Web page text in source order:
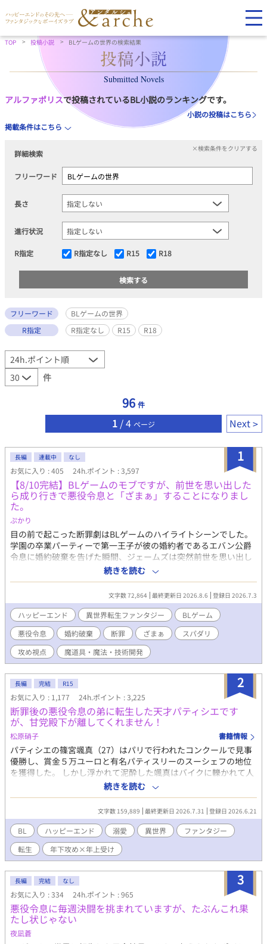
TOP 投稿小説 BLゲームの世界の検索結果
Submitted Novels
アルファポリスで投稿されているBL小説のランキングです。
小説の投稿はこちら
掲載条件はこちら
詳細検索
×検索条件をクリアする
フリーワード
長さ
進行状況
R指定 R指定なし R15 R18
フリーワード
BLゲームの世界
R指定
R指定なし R15 R18
件
96 件
1 / 4 ページ Next
1
長編 連載中 なし
お気に入り : 405 24h.ポイント : 3,597
【8/10完結】BLゲームのモブですが、前世を思い出した
ら成り行きで悪役令息と「ざまぁ」することになりまし
た。
ぷかり
目の前で起こった断罪劇はBLゲームのハイライトシーンでした。
学園の卒業パーティーで第一王子が彼の婚約者であるエバン公爵
令息に婚約破棄を告げた瞬間、ジェームズは突然前世を思い出し
た。 どうやらここはBLゲームの世界で、自分はそのモブキャラら
しい。 とはいえ、全てがゲームの通りというわけではなく、現実
のエバンは悪役令息らしからぬ品行方正な人物だった。 しかし、
ゲームの強制力のなせる業なのか、エバンはシナリオ通りに社交
界を追われ行方不明になってしまう。 このままではいけない！ こ
れはエンディング後の世界を生きる成金モブが悪役令息を幸せに
するための物語。 8/10の完結まで予約投稿済です。
続きを読む
文字数 72,864 最終更新日 2026.8.6 登録日 2026.7.3
ハッピーエンド 異世界転生ファンタジー
BLゲーム
悪役令息
婚約破棄 断罪 ざまぁ
スパダリ
攻め視点
魔道具・魔法・技術開発
2
長編 完結 R15
お気に入り : 1,177 24h.ポイント : 3,225
断罪後の悪役令息の弟に転生した天才パティシエです
が、甘党殿下が離してくれません！
松原硝子 書籍情報
パティシエの篠宮颯真（27）はパリで行われたコンクールで見事
優勝し、賞金５万ユーロと有名パティスリーのスーシェフの地位
を獲得した。 しかし浮かれて泥酔した颯真はバイクに轢かれて人
生を終える。 目覚めた颯真は友人が激推ししていたBLゲームの世
界に転生していた！ だが悪役令息の弟――エリオット・ペンブル
ックに転生してしまったうえに、前世の記憶を取りもどしたのは
兄・ヴィクターが断罪され、伯爵家がボロボロになった直後。 兄
は幽閉、一家も財産や領地の没収され、さらに王侯貴族の証とも
いえる魔力も失ってしまう。 残されたのは名ばかりの家名と王都
の屋敷だけ。 前世の記憶が戻ったエリオットは、家族を支えるた
めに身分を隠して王都のティーハウスでパティシエとして働き始
めた。 ある日、エリオットは店の前で倒れそうになっていたルー
クという少年を助ける。 11年後。エリオットはティーハウスのオ
ーナーに、王都で開催されるコンクールへの出場を勧められる。
優勝賞金は10万ベル。これだけあればしばらくは家族に楽をさせ
ることができると考えたエリオットは、賞金欲しさに出場を決意
する。 結果は見事優勝。 しかし翌日、王宮より使者がやってく
続きを読む
文字数 159,889 最終更新日 2026.7.31 登録日 2026.6.21
BL ハッピーエンド 溺愛 異世界
ファンタジー
転生
年下攻め×年上受け
3
長編 完結 なし
お気に入り : 334 24h.ポイント : 965
悪役令息に毎週決闘を挑まれていますが、たぶんこれ果
たし状じゃない
夜凪蒼